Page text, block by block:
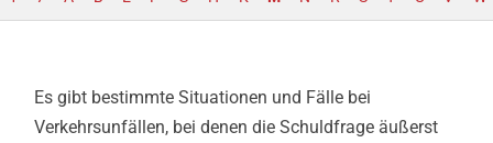
Es gibt bestimmte Situationen und Fälle bei
Verkehrsunfällen, bei denen die Schuldfrage äußerst